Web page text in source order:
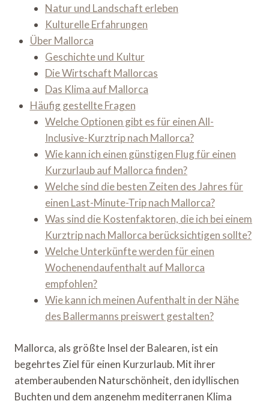
Natur und Landschaft erleben
Kulturelle Erfahrungen
Über Mallorca
Geschichte und Kultur
Die Wirtschaft Mallorcas
Das Klima auf Mallorca
Häufig gestellte Fragen
Welche Optionen gibt es für einen All-
Inclusive-Kurztrip nach Mallorca?
Wie kann ich einen günstigen Flug für einen
Kurzurlaub auf Mallorca finden?
Welche sind die besten Zeiten des Jahres für
einen Last-Minute-Trip nach Mallorca?
Was sind die Kostenfaktoren, die ich bei einem
Kurztrip nach Mallorca berücksichtigen sollte?
Welche Unterkünfte werden für einen
Wochenendaufenthalt auf Mallorca
empfohlen?
Wie kann ich meinen Aufenthalt in der Nähe
des Ballermanns preiswert gestalten?
Mallorca, als größte Insel der Balearen, ist ein
begehrtes Ziel für einen Kurzurlaub. Mit ihrer
atemberaubenden Naturschönheit, den idyllischen
Buchten und dem angenehm mediterranen Klima